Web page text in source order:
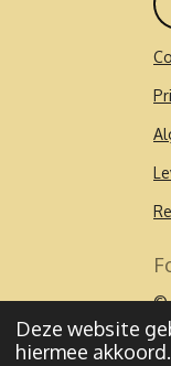
Deze website
hiermee akkoord.
©